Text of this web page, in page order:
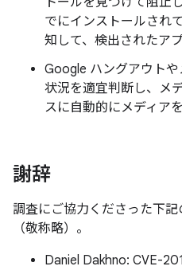
でにインストールされ
知して、検出されたア
Google ハングアウト
状況を適宜判断し、メ
スに自動的にメディア
謝辞
調査にご協力くださった下
（敬称略）。
Daniel Dakhno: CVE-